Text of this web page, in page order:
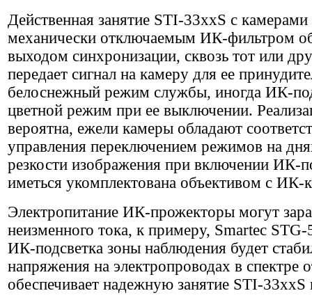
Действенная занятие STI-33xxS с
механически отключаемым ИК-фильтром
выходом синхронизации, сквозь тот или
передает сигнал на камеру для ее
белоснежный режим службы, иногда ИК-
цветной режим при ее выключении.
вероятна, ежели камеры обладают
управления переключением режимов на
резкости изображения при включении ИК-
иметься укомплектована объективом с ИК-
Электропитание ИК-прожекторы могут
неизменного тока, к примеру, Smartec
ИК-подсветка зоны наблюдения будет
напряжения на электропроводах в
обеспечивает надежную занятие STI-33xxS